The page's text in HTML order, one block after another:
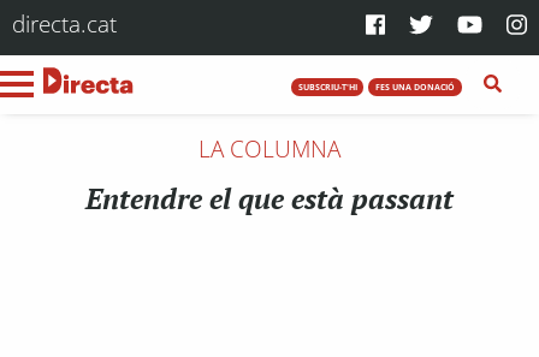
directa.cat
SUBSCRIU-T'HI FES UNA DONACIÓ
LA COLUMNA
Entendre el que està passant